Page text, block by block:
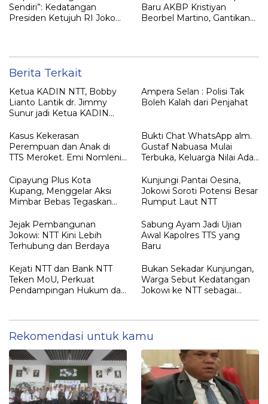
Sendiri”: Kedatangan
Presiden Ketujuh RI Joko
Baru AKBP Kristiyan
Beorbel Martino, Gantikan
Berita Terkait
Ketua KADIN NTT, Bobby
Lianto Lantik dr. Jimmy
Sunur jadi Ketua KADIN
Ampera Selan : Polisi Tak
Boleh Kalah dari Penjahat
Kasus Kekerasan
Perempuan dan Anak di
TTS Meroket. Emi Nomleni :
Paling Aman
Bukti Chat WhatsApp alm.
Gustaf Nabuasa Mulai
Terbuka, Keluarga Nilai Ada
Belum Didalami Penyidik
Cipayung Plus Kota
Kupang, Menggelar Aksi
Mimbar Bebas Tegaskan
Gelar “RAJA TIMOR”
Kepada JOKO WIDODO
Kunjungi Pantai Oesina,
Jokowi Soroti Potensi Besar
Rumput Laut NTT
Jejak Pembangunan
Jokowi: NTT Kini Lebih
Terhubung dan Berdaya
Sabung Ayam Jadi Ujian
Awal Kapolres TTS yang
Baru
Kejati NTT dan Bank NTT
Teken MoU, Perkuat
Pendampingan Hukum dan
Bukan Sekadar Kunjungan,
Warga Sebut Kedatangan
Jokowi ke NTT sebagai
Rekomendasi untuk kamu